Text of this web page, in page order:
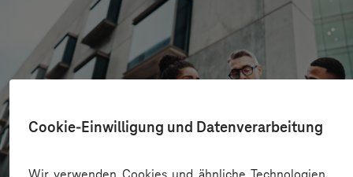
Cookie-Einwilligung und Datenverarbeitung
Erfolgreiche Transformation durch gezielte